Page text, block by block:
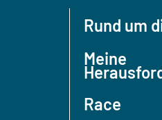
Rund um
Meine
Race